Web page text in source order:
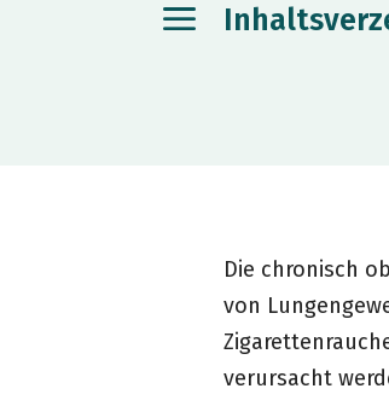
Die chronisch
von
verursacht